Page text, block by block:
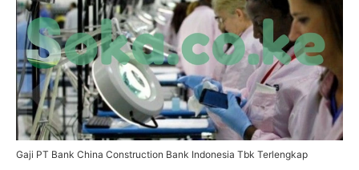
Gaji PT Bank China Construction Bank Indonesia Tbk Terlengkap